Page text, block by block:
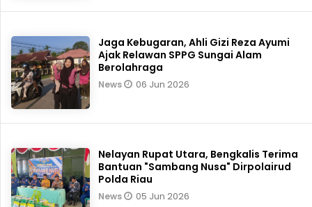
Jaga Kebugaran, Ahli Gizi Reza Ayumi
Ajak Relawan SPPG Sungai Alam
Berolahraga
News 06 Jun 2026
Nelayan Rupat Utara, Bengkalis Terima
Bantuan "Sambang Nusa" Dirpolairud
Polda Riau
News 05 Jun 2026